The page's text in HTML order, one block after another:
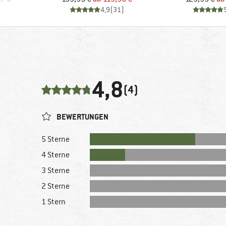
4,9(31)
4,8(4)
BEWERTUNGEN
5 Sterne
4 Sterne
3 Sterne
2 Sterne
1 Stern